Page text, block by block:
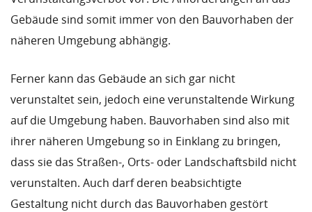
Gebäude sind somit immer von den Bauvorhaben der
näheren Umgebung abhängig.
Ferner kann das Gebäude an sich gar nicht
verunstaltet sein, jedoch eine verunstaltende Wirkung
auf die Umgebung haben. Bauvorhaben sind also mit
ihrer näheren Umgebung so in Einklang zu bringen,
dass sie das Straßen-, Orts- oder Landschaftsbild nicht
verunstalten. Auch darf deren beabsichtigte
Gestaltung nicht durch das Bauvorhaben gestört